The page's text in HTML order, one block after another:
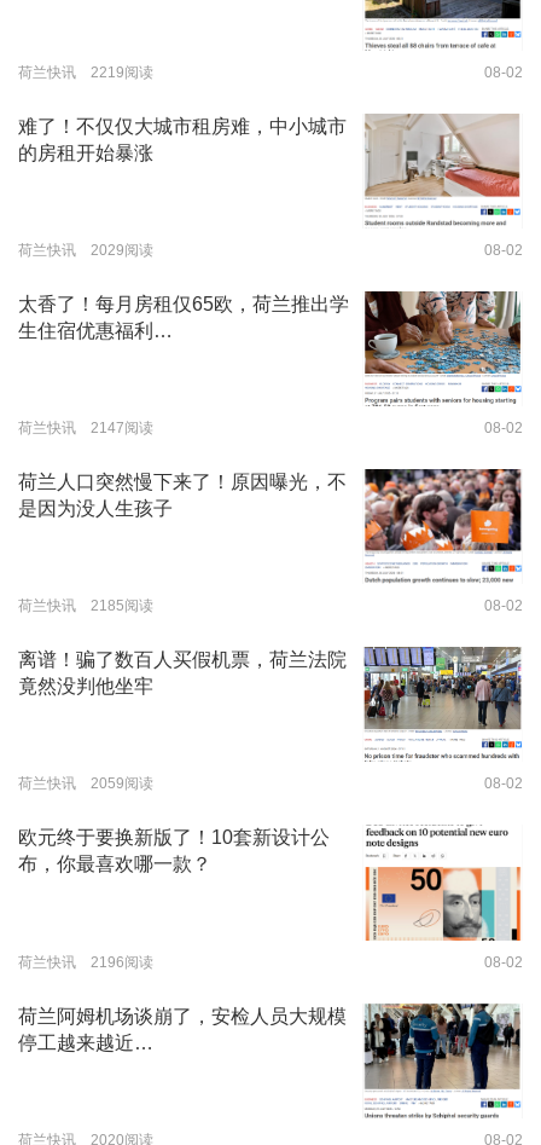
荷兰快讯 2219阅读 08-02
难了！不仅仅大城市租房难，中小城市
的房租开始暴涨
荷兰快讯 2029阅读 08-02
太香了！每月房租仅65欧，荷兰推出学
生住宿优惠福利…
荷兰快讯 2147阅读 08-02
荷兰人口突然慢下来了！原因曝光，不
是因为没人生孩子
荷兰快讯 2185阅读 08-02
离谱！骗了数百人买假机票，荷兰法院
竟然没判他坐牢
荷兰快讯 2059阅读 08-02
欧元终于要换新版了！10套新设计公
布，你最喜欢哪一款？
荷兰快讯 2196阅读 08-02
荷兰阿姆机场谈崩了，安检人员大规模
停工越来越近…
荷兰快讯 2020阅读 08-02